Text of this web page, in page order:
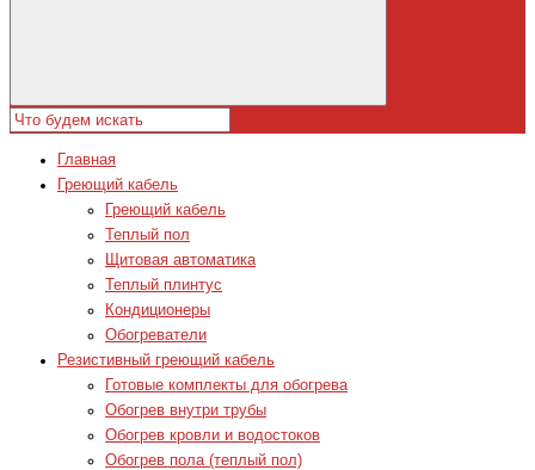
Главная
Греющий кабель
Греющий кабель
Теплый пол
Щитовая автоматика
Теплый плинтус
Кондиционеры
Обогреватели
Резистивный греющий кабель
Готовые комплекты для обогрева
Обогрев внутри трубы
Обогрев кровли и водостоков
Обогрев пола (теплый пол)